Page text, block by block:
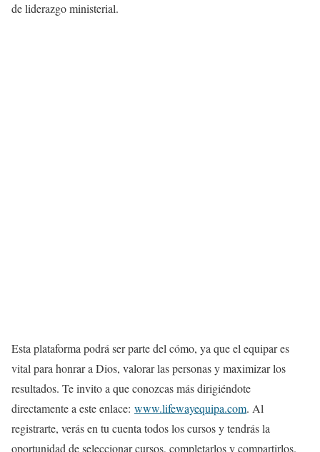
de liderazgo ministerial.
Esta plataforma podrá ser parte del cómo, ya que el equipar es
vital para honrar a Dios, valorar las personas y maximizar los
resultados. Te invito a que conozcas más dirigiéndote
directamente a este enlace: www.lifewayequipa.com. Al
registrarte, verás en tu cuenta todos los cursos y tendrás la
oportunidad de seleccionar cursos, completarlos y compartirlos.